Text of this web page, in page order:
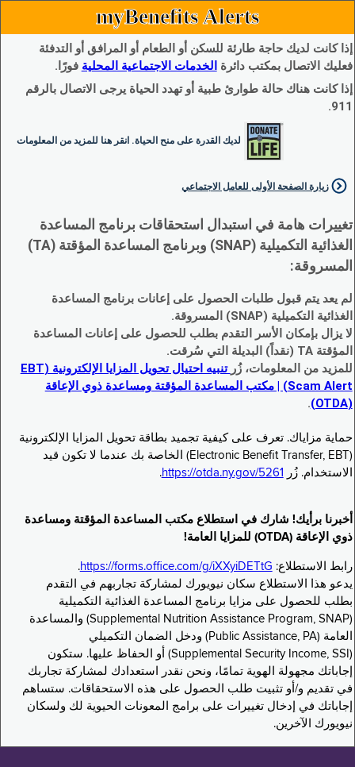
myBenefits Alerts
إذا كانت لديك حاجة طارئة للسكن أو الطعام أو المرافق أو التدفئة
فعليك الاتصال بمكتب دائرة الخدمات الاجتماعية المحلية فورًا.
إذا كانت هناك حالة طوارئ طبية أو تهدد الحياة يرجى الاتصال بالرقم
911.
لديك القدرة على منح الحياة. انقر هنا للمزيد من المعلومات
زيارة الصفحة الأولى للعامل الاجتماعي
تغييرات هامة في استبدال استحقاقات برنامج المساعدة
الغذائية التكميلية (SNAP) وبرنامج المساعدة المؤقتة (TA)
المسروقة:
لم يعد يتم قبول طلبات الحصول على إعانات برنامج المساعدة
الغذائية التكميلية (SNAP) المسروقة.
لا يزال بإمكان الأسر التقدم بطلب للحصول على إعانات المساعدة
المؤقتة TA (نقداً) البديلة التي سُرقت.
للمزيد من المعلومات، زُر
تنبيه احتيال تحويل المزايا الإلكترونية (EBT
Scam Alert) | مكتب المساعدة المؤقتة ومساعدة ذوي الإعاقة
(OTDA)
.
حماية مزاياك. تعرف على كيفية تجميد بطاقة تحويل المزايا الإلكترونية
(Electronic Benefit Transfer, EBT) الخاصة بك عندما لا تكون قيد
الاستخدام. زُر
https://otda.ny.gov/5261
.
أخبرنا برأيك! شارك في استطلاع مكتب المساعدة المؤقتة ومساعدة
ذوي الإعاقة (OTDA) للمزايا العامة!
رابط الاستطلاع: https://forms.office.com/g/iXXyiDETtG
.
يدعو هذا الاستطلاع سكان نيويورك لمشاركة تجاربهم في التقدم
بطلب للحصول على مزايا برنامج المساعدة الغذائية التكميلية
(Supplemental Nutrition Assistance Program, SNAP) والمساعدة
العامة (Public Assistance, PA) ودخل الضمان التكميلي
(Supplemental Security Income, SSI) أو الحفاظ عليها. ستكون
إجاباتك مجهولة الهوية تمامًا، ونحن نقدر استعدادك لمشاركة تجاربك
في تقديم و/أو تثبيت طلب الحصول على هذه الاستحقاقات. ستساهم
إجاباتك في إدخال تغييرات على برامج المعونات الحيوية لك ولسكان
نيويورك الآخرين.